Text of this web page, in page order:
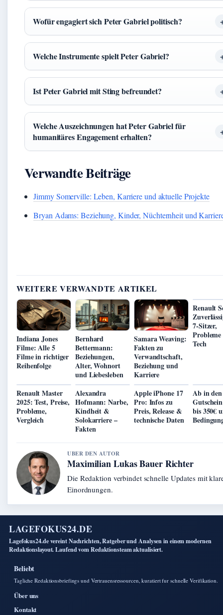
Wofür engagiert sich Peter Gabriel politisch?
Welche Instrumente spielt Peter Gabriel?
Ist Peter Gabriel mit Sting befreundet?
Welche Auszeichnungen hat Peter Gabriel für
humanitäres Engagement erhalten?
Verwandte Beiträge
Jimmy Somerville: Leben, Karriere und aktuelle Projekte
Bryan Adams: Beziehung, Kinder, Nüchternheit und
WEITERE VERWANDTE ARTIKEL
Indiana Jones
Filme: Alle 5
Filme in richtiger
Reihenfolge
Bernhard
Bettermann:
Beziehungen,
Alter, Wohnort
und Liebesleben
Samara Weaving:
Fakten zu
Verwandtschaft,
Beziehung und
Karriere
Renault
7-Sitzer,
Tech
Renault Master
2025: Test, Preise,
Probleme,
Vergleich
Alexandra
Hofmann: Narbe,
Kindheit &
Solokarriere –
Fakten
Apple iPhone 17
Pro: Infos zu
Preis, Release &
technische Daten
Ab in
bis 350€
UBER DEN AUTOR
Maximilian Lukas Bauer Richter
Die Redaktion verbindet schnelle Updates mit
Einordnungen.
LAGEFOKUS24.DE
Lagefokus24.de vereint Nachrichten, Ratgeber und Analysen in einem modernen
Redaktionslayout. Laufend vom Redaktionsteam aktualisiert.
Beliebt
Tagliche Redaktionsbriefings und Vertrauensressourcen, kuratiert fur schnelle Verifikation.
Über uns
Kontakt